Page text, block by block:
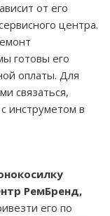
от его
центра.
готовы его
оплаты. Для
связаться,
инструметом в
РемБренд,
его по